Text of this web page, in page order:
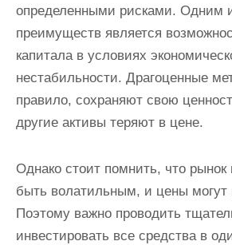
определенными рисками. Одним
преимуществ является
капитала в условиях
нестабильности. Драгоценные
правило, сохраняют свою
другие активы теряют в цене.
Однако стоит помнить, что рынок
быть волатильным, и цены могут
Поэтому важно проводить
инвестировать все средства в